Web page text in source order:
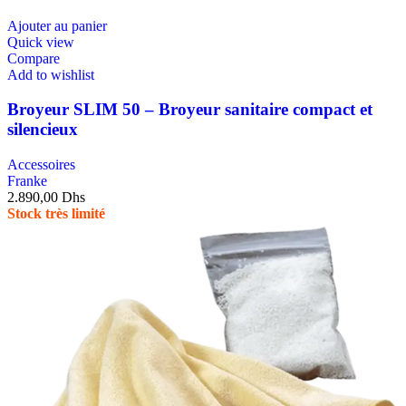
Ajouter au panier
Quick view
Compare
Add to wishlist
Broyeur SLIM 50 – Broyeur sanitaire compact et
silencieux
Accessoires
Franke
2.890,00 Dhs
Stock très limité